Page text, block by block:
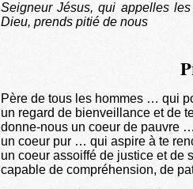
Seigneur Jésus, qui appelles
Dieu, prends pitié de nous
Père de tous les hommes … qui
un regard de bienveillance et de
donne-nous un coeur de pauvre
un coeur pur … qui aspire à te
un coeur assoiffé de justice et de
capable de compréhension, de